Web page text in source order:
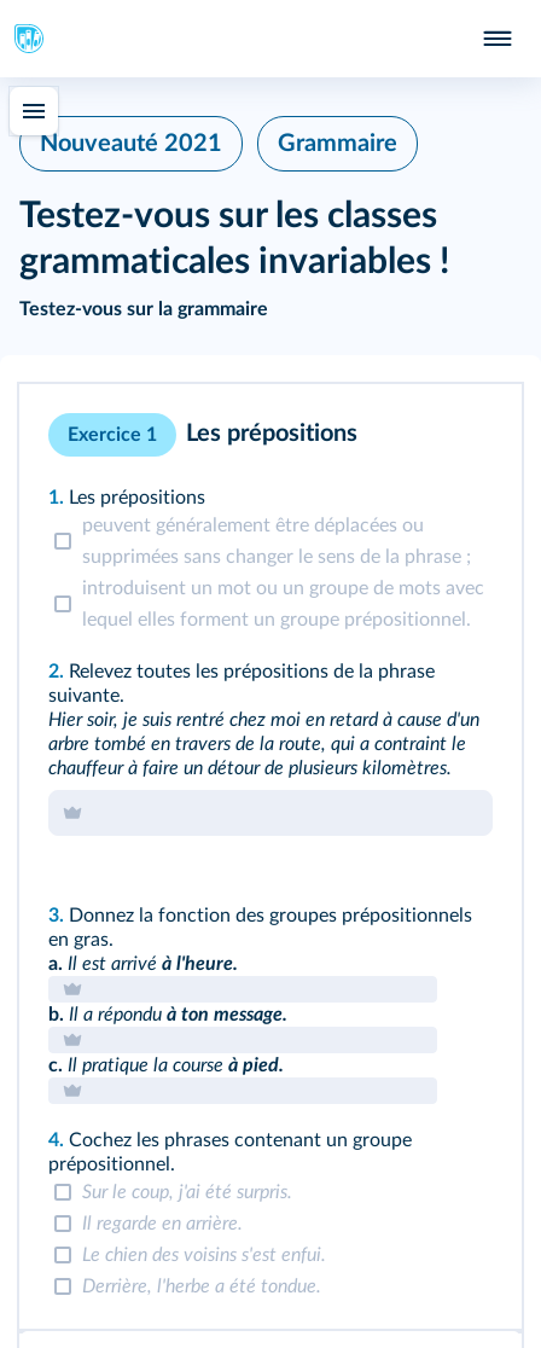
Nouveauté 2021 Grammaire
Testez‑vous sur les classes
grammaticales invariables !
Testez‑vous sur la grammaire
Exercice 1 Les prépositions
1. Les prépositions
peuvent généralement être déplacées ou
supprimées sans changer le sens de la phrase ;
introduisent un mot ou un groupe de mots avec
lequel elles forment un groupe prépositionnel.
2. Relevez toutes les prépositions de la phrase
suivante.
Hier soir, je suis rentré chez moi en retard à cause d'un
arbre tombé en travers de la route, qui a contraint le
chauffeur à faire un détour de plusieurs kilomètres.
3. Donnez la fonction des groupes prépositionnels
en gras.
a. Il est arrivé à l'heure.
b. Il a répondu à ton message.
c. Il pratique la course à pied.
4. Cochez les phrases contenant un groupe
prépositionnel.
Sur le coup, j'ai été surpris.
Il regarde en arrière.
Le chien des voisins s'est enfui.
Derrière, l'herbe a été tondue.